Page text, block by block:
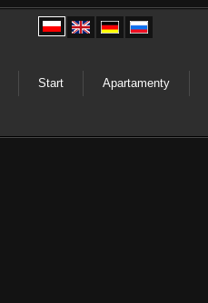
Start
Start Apartamenty
Apartamenty